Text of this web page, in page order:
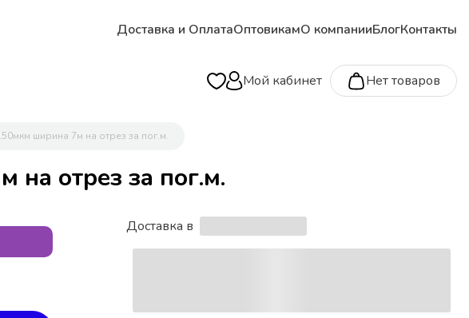
Доставка и ОплатаОптовикамО компанииБлогКонтакты
Мой кабинет Нет товаров
ширина 7м на отрез за пог.м.
отрез за пог.м.
Доставка в